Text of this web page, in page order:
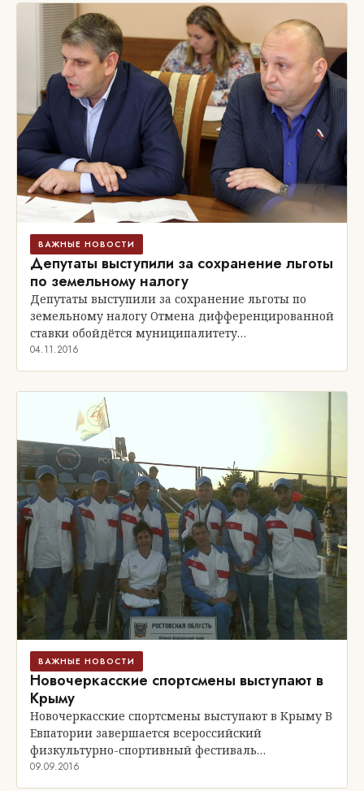
ВАЖНЫЕ НОВОСТИ
Депутаты выступили за сохранение льготы
по земельному налогу
Депутаты выступили за сохранение льготы по
земельному налогу Отмена дифференцированной
ставки обойдётся муниципалитету…
04.11.2016
ВАЖНЫЕ НОВОСТИ
Новочеркасские спортсмены выступают в
Крыму
Новочеркасские спортсмены выступают в Крыму В
Евпатории завершается всероссийский
физкультурно-спортивный фестиваль…
09.09.2016